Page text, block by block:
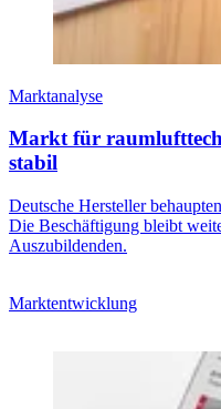
Marktanalyse
Markt für
stabil
Deutsche Hersteller
Die Beschäftigung bleibt
Auszubildenden.
Marktentwicklung